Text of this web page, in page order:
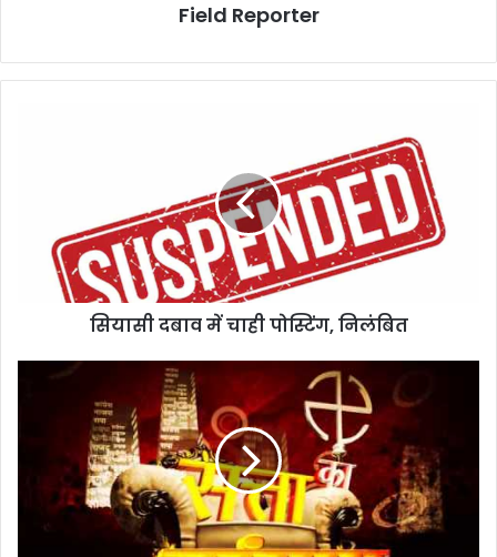
Field Reporter
सियासी दबाव में चाही पोस्टिंग, निलंबित